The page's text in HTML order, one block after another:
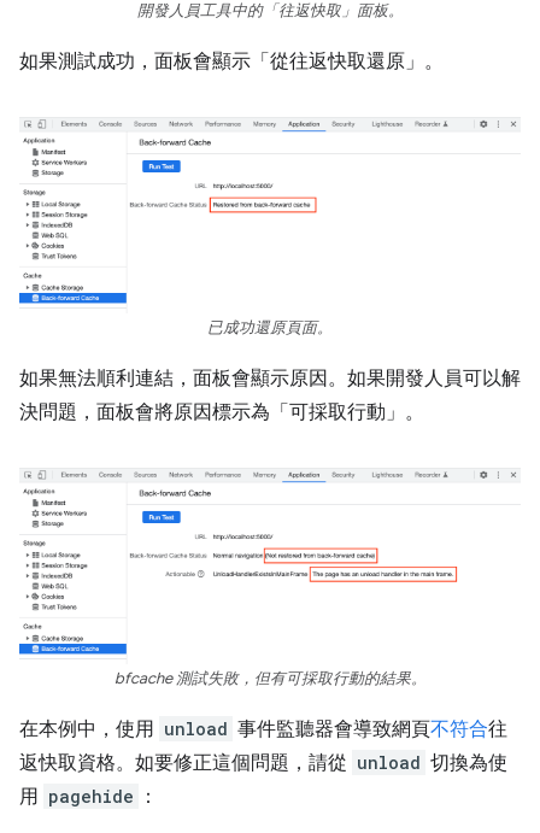
開發人員工具中的「往返快取」 面板。
如果測試成功，面板會顯示「從往返快取還原」。
已成功還原頁面。
如果無法順利連結，面板會顯示原因。如果開發人員可以解
決問題，面板會將原因標示為「可採取行動」 。
bfcache 測試失敗，但有可採取行動的結果。
在本例中，使用 unload 事件監聽器會導致網頁不符合往
返快取資格。如要修正這個問題，請從 unload 切換為使
用 pagehide ：